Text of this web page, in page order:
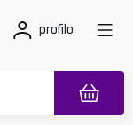
profilo